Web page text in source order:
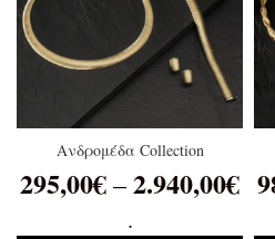
Ανδρομέδα Collection
295,00€–2.940,00€
.